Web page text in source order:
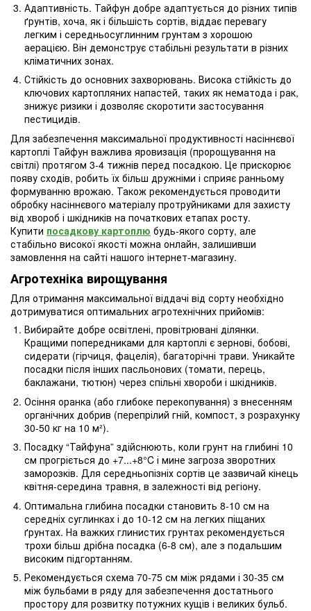
Адаптивність. Тайфун добре адаптується до різних типів
ґрунтів, хоча, як і більшість сортів, віддає перевагу
легким і середньосуглинним грунтам з хорошою
аерацією. Він демонструє стабільні результати в різних
кліматичних зонах.
Стійкість до основних захворювань. Висока стійкість до
ключових картопляних напастей, таких як нематода і рак,
знижує ризики і дозволяє скоротити застосування
пестицидів.
Для забезпечення максимальної продуктивності насіннєвої
картоплі Тайфун важлива яровизація (пророщування на
світлі) протягом 3-4 тижнів перед посадкою. Це прискорює
появу сходів, робить їх більш дружніми і сприяє ранньому
формуванню врожаю. Також рекомендується проводити
обробку насіннєвого матеріалу протруйниками для захисту
від хвороб і шкідників на початкових етапах росту.
Купити посадкову картоплю будь-якого сорту, але
стабільно високої якості можна онлайн, залишивши
замовлення на сайті нашого інтернет-магазину.
Агротехніка вирощування
Для отримання максимальної віддачі від сорту необхідно
дотримуватися оптимальних агротехнічних прийомів:
Вибирайте добре освітлені, провітрювані ділянки.
Кращими попередниками для картоплі є зернові, бобові,
сидерати (гірчиця, фацелія), багаторічні трави. Уникайте
посадки після інших пасльонових (томати, перець,
баклажани, тютюн) через спільні хвороби і шкідників.
Осіння оранка (або глибоке перекопування) з внесенням
органічних добрив (перепрілий гній, компост, з розрахунку
30-50 кг на 10 м²).
Посадку “Тайфуна” здійснюють, коли грунт на глибині 10
см прогріється до +7...+8°C і мине загроза зворотних
заморозків. Для середньопізніх сортів це зазвичай кінець
квітня-середина травня, в залежності від регіону.
Оптимальна глибина посадки становить 8-10 см на
середніх суглинках і до 10-12 см на легких піщаних
ґрунтах. На важких глинистих грунтах рекомендується
трохи більш дрібна посадка (6-8 см), але з подальшим
високим підгортанням.
Рекомендується схема 70-75 см між рядами і 30-35 см
між бульбами в ряду для забезпечення достатнього
простору для розвитку потужних кущів і великих бульб.